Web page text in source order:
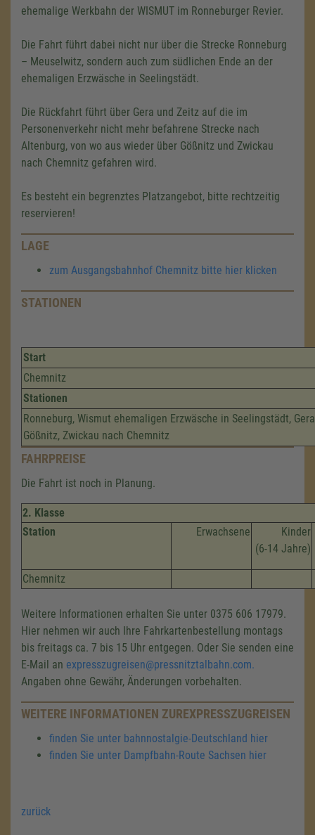
ehemalige Werkbahn der WISMUT im Ronneburger Revier.
Die Fahrt führt dabei nicht nur über die Strecke Ronneburg
– Meuselwitz, sondern auch zum südlichen Ende an der
ehemaligen Erzwäsche in Seelingstädt.
Die Rückfahrt führt über Gera und Zeitz auf die im
Personenverkehr nicht mehr befahrene Strecke nach
Altenburg, von wo aus wieder über Gößnitz und Zwickau
nach Chemnitz gefahren wird.
Es besteht ein begrenztes Platzangebot, bitte rechtzeitig
reservieren!
LAGE
zum Ausgangsbahnhof Chemnitz bitte hier klicken
STATIONEN
Start
Chemnitz
Stationen
Ronneburg, Wismut ehemaligen Erzwäsche in Seelingstädt,
Gößnitz, Zwickau nach Chemnitz
FAHRPREISE
Die Fahrt ist noch in Planung.
2. Klasse
Station
Erwachsene
Kinder
(6-14 Jahre)
Chemnitz
Weitere Informationen erhalten Sie unter 0375 606 17979.
Hier nehmen wir auch Ihre Fahrkartenbestellung montags
bis freitags ca. 7 bis 15 Uhr entgegen. Oder Sie senden eine
E-Mail an expresszugreisen@pressnitztalbahn.com.
Angaben ohne Gewähr, Änderungen vorbehalten.
WEITERE INFORMATIONEN ZUREXPRESSZUGREISEN
finden Sie unter bahnnostalgie-Deutschland hier
finden Sie unter Dampfbahn-Route Sachsen hier
zurück